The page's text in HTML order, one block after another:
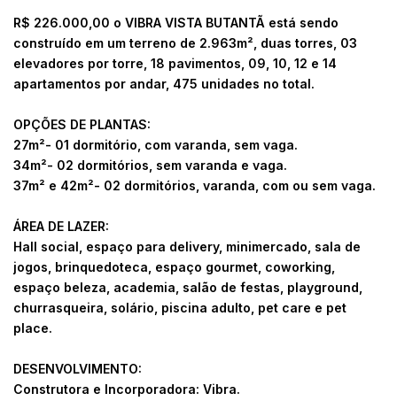
R$ 226.000,00 o VIBRA VISTA BUTANTÃ está sendo
construído em um terreno de 2.963m², duas torres, 03
elevadores por torre, 18 pavimentos, 09, 10, 12 e 14
apartamentos por andar, 475 unidades no total.
OPÇÕES DE PLANTAS:
27m²- 01 dormitório, com varanda, sem vaga.
34m²- 02 dormitórios, sem varanda e vaga.
37m² e 42m²- 02 dormitórios, varanda, com ou sem vaga.
ÁREA DE LAZER:
Hall social, espaço para delivery, minimercado, sala de
jogos, brinquedoteca, espaço gourmet, coworking,
espaço beleza, academia, salão de festas, playground,
churrasqueira, solário, piscina adulto, pet care e pet
place.
DESENVOLVIMENTO:
Construtora e Incorporadora: Vibra.